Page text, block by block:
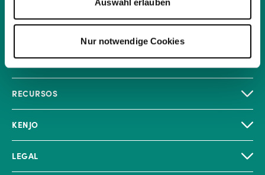
Auswahl erlauben
Nur notwendige Cookies
PRODUCTO
RECURSOS
KENJO
LEGAL